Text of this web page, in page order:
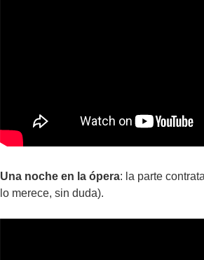
Una noche en la ópera: la parte
lo merece, sin duda).